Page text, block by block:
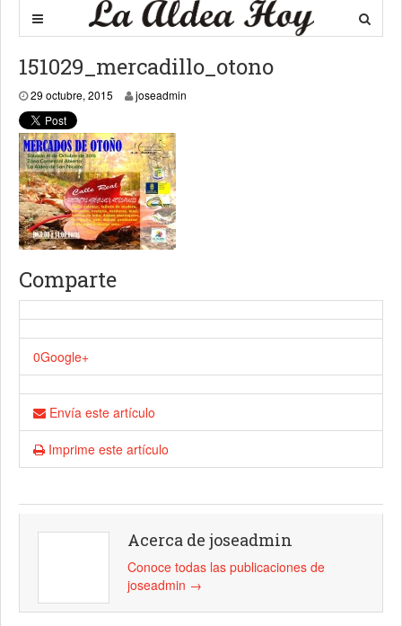
151029_mercadillo_otono
29 octubre, 2015 joseadmin
Comparte
0Google+
Envía este artículo
Imprime este artículo
Acerca de joseadmin
Conoce todas las publicaciones de
joseadmin →